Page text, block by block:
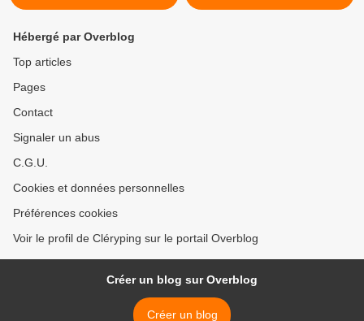
Hébergé par Overblog
Top articles
Pages
Contact
Signaler un abus
C.G.U.
Cookies et données personnelles
Préférences cookies
Voir le profil de Cléryping sur le portail Overblog
Créer un blog sur Overblog
Créer un blog